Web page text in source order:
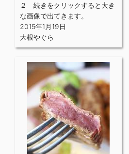
２ 続きをクリックすると大き
な画像で出てきます。
2015年1月19日
大根やぐら